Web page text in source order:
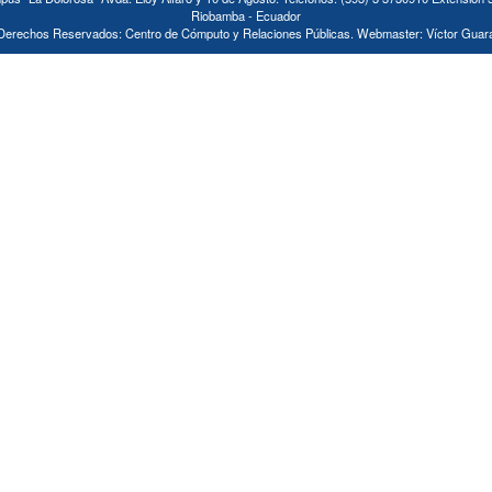
Riobamba - Ecuador
Reservados: Centro de Cómputo y Relaciones Públicas. Webmaster: Víctor